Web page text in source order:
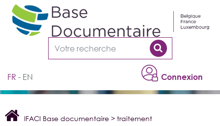
Connexion
FR EN
IFACI Base documentaire > traitement
Cookies management panel